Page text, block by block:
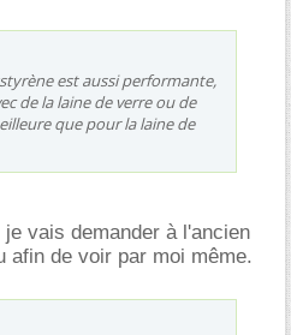
est aussi performante,
de la laine de verre ou de
que pour la laine de
vais demander à l'ancien
afin de voir par moi même.